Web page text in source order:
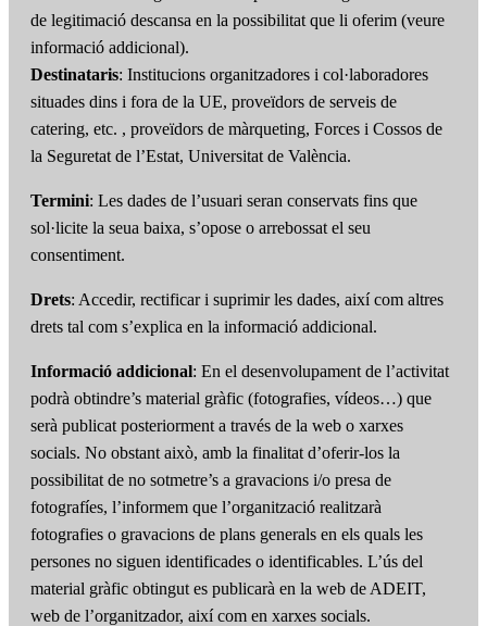
de legitimació descansa en la possibilitat que li oferim (veure
informació addicional).
Destinataris: Institucions organitzadores i col·laboradores
situades dins i fora de la UE, proveïdors de serveis de
catering, etc. , proveïdors de màrqueting, Forces i Cossos de
la Seguretat de l’Estat, Universitat de València.
Termini: Les dades de l’usuari seran conservats fins que
sol·licite la seua baixa, s’opose o arrebossat el seu
consentiment.
Drets: Accedir, rectificar i suprimir les dades, així com altres
drets tal com s’explica en la informació addicional.
Informació addicional: En el desenvolupament de l’activitat
podrà obtindre’s material gràfic (fotografies, vídeos…) que
serà publicat posteriorment a través de la web o xarxes
socials. No obstant això, amb la finalitat d’oferir-los la
possibilitat de no sotmetre’s a gravacions i/o presa de
fotografíes, l’informem que l’organització realitzarà
fotografies o gravacions de plans generals en els quals les
persones no siguen identificades o identificables. L’ús del
material gràfic obtingut es publicarà en la web de ADEIT,
web de l’organitzador, així com en xarxes socials.